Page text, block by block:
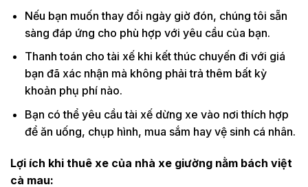
Nếu bạn muốn thay đổi ngày giờ đón, chúng tôi sẵn
sàng đáp ứng cho phù hợp với yêu cầu của bạn.
Thanh toán cho tài xế khi kết thúc chuyến đi với giá
bạn đã xác nhận mà không phải trả thêm bất kỳ
khoản phụ phí nào.
Bạn có thể yêu cầu tài xế dừng xe vào nơi thích hợp
để ăn uống, chụp hình, mua sắm hay vệ sinh cá nhân.
Lợi ích khi thuê xe của nhà xe giường nằm bách việt
cà mau: